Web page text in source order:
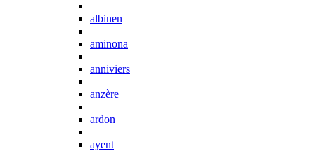
albinen
aminona
anniviers
anzère
ardon
ayent